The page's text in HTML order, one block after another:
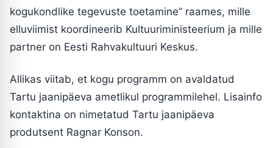
kogukondlike tegevuste toetamine” raames, mille
elluviimist koordineerib Kultuuriministeerium ja mille
partner on Eesti Rahvakultuuri Keskus.
Allikas viitab, et kogu programm on avaldatud
Tartu jaanipäeva ametlikul programmilehel. Lisainfo
kontaktina on nimetatud Tartu jaanipäeva
produtsent Ragnar Konson.